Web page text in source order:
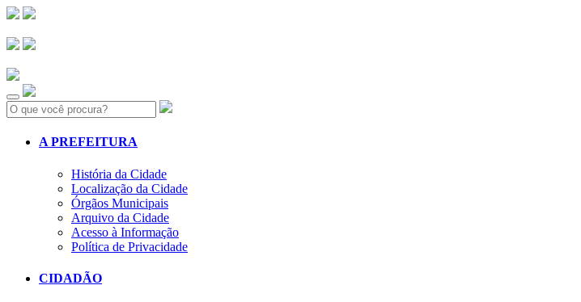
Search:
A PREFEITURA
História da Cidade
Localização da Cidade
Órgãos Municipais
Arquivo da Cidade
Acesso à Informação
Política de Privacidade
CIDADÃO